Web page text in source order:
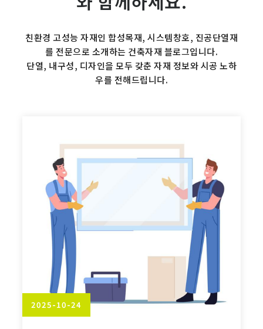
친환경 고성능 자재인 합성목재, 시스템창호, 진공단열재
를 전문으로 소개하는 건축자재 블로그입니다.
단열, 내구성, 디자인을 모두 갖춘 자재 정보와 시공 노하
우를 전해드립니다.
2025-10-24